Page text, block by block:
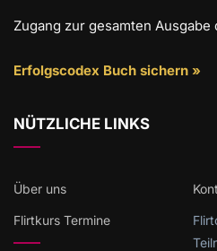
Zugang zur gesamten
Erfolgscodex Buch sichern »
NÜTZLICHE LINKS
Über uns
Flirtkurs Termine